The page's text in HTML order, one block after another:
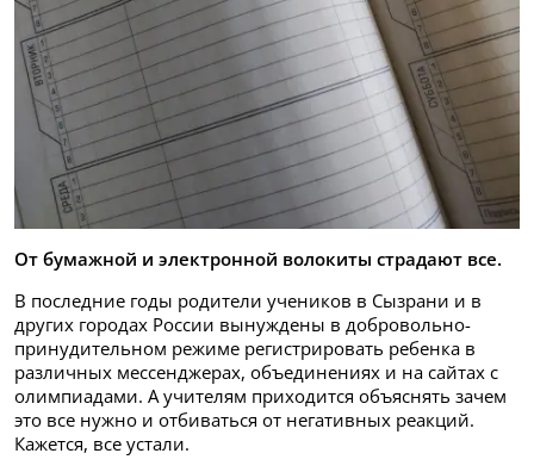
От бумажной и электронной волокиты страдают все.
В последние годы родители учеников в Сызрани и в
других городах России вынуждены в добровольно-
принудительном режиме регистрировать ребенка в
различных мессенджерах, объединениях и на сайтах с
олимпиадами. А учителям приходится объяснять зачем
это все нужно и отбиваться от негативных реакций.
Кажется, все устали.